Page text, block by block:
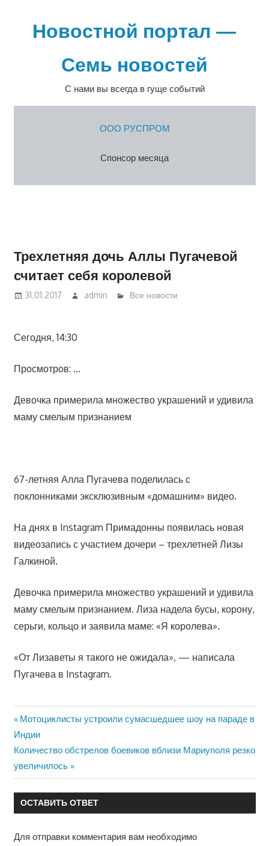
содержимомуНовостной портал —
Семь новостей
С нами вы всегда в гуще событий
ООО РУСПРОМ
Спонсор месяца
Трехлетняя дочь Аллы Пугачевой
считает себя королевой
31.01.2017 admin Все новости
Сегодня, 14:30
Просмотров: …
Девочка примерила множество украшений и удивила
маму смелым признанием
67-летняя Алла Пугачева поделилась с
поклонниками эксклюзивным «домашним» видео.
На днях в Instagram Примадонны появилась новая
видеозапись с участием дочери – трехлетней Лизы
Галкиной.
Девочка примерила множество украшений и удивила
маму смелым признанием. Лиза надела бусы, корону,
серьги, кольцо и заявила маме: «Я королева».
«От Лизаветы я такого не ожидала», — написала
Пугачева в Instagram.
Навигация
по
записям
Предыдущая
запись:
Мотоциклисты устроили сумасшедшее шоу на параде в
Индии
Следующая
запись:
Количество обстрелов боевиков вблизи Мариуполя резко
увеличилось
ОСТАВИТЬ ОТВЕТ
Для отправки комментария вам необходимо